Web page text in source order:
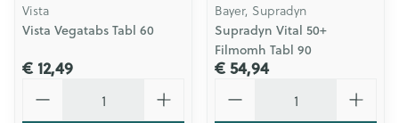
Vista
Vista Vegatabs Tabl 60
€ 12,49
Bayer, Supradyn
Supradyn Vital 50+
Filmomh Tabl 90
€ 54,94